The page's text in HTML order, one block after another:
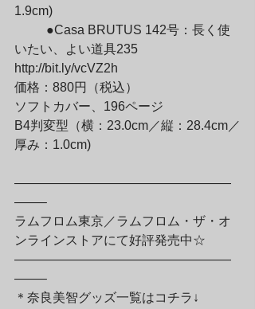
1.9cm)
いたい、よい道具235
http://bit.ly/vcVZ2h
価格：880円（税込）
ソフトカバー、196ページ
B4判変型（横：23.0cm／縦：28.4cm／
厚み：1.0cm)
—————————————————
——–
ラムフロム東京／ラムフロム・ザ・オ
ンラインストアにて好評発売中☆
—————————————————
——–
＊奈良美智グッズ一覧はコチラ↓